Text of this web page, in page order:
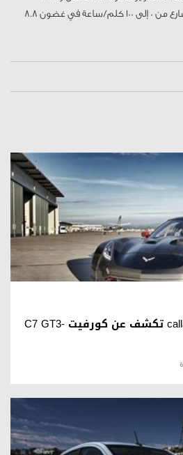
نيوتن.متر من عزم الدوران ليتسارع من 0 إلى 100 كلم/ساعة في غضون 8.8
قراءة المقال
بالصور والفيديو callaway تكشف عن كورفيت C7 GT3-